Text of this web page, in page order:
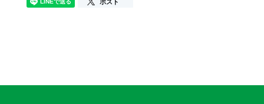
ポスト